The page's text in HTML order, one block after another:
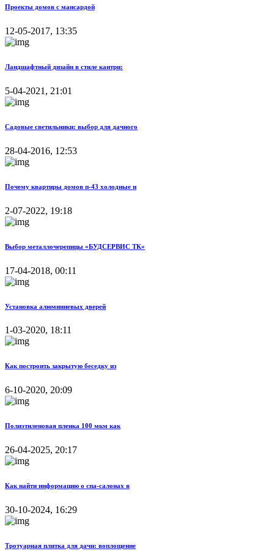
Проекты домов с мансардой
12-05-2017, 13:35
Ландшафтный дизайн в стиле кантри:
5-04-2021, 21:01
Садовые светильники: выбор для дачного
28-04-2016, 12:53
Почему квартиры домов п-43 холодные и
2-07-2022, 19:18
Выбор металлочерепицы «БУДСЕРВИС ТК»
17-04-2018, 00:11
Установка алюминиевых дверей
1-03-2020, 18:11
Как построить закрытую беседку из
6-10-2020, 20:09
Полиэтиленовая пленка 100 мкм как
26-04-2025, 20:17
Как найти информацию о спа-салонах в
30-10-2024, 16:29
Тротуарная плитка для дачи: воплощение